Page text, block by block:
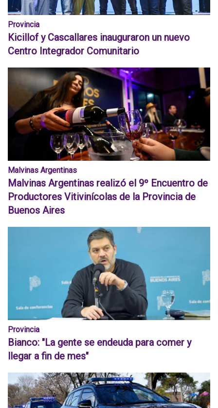
Provincia
Kicillof y Cascallares inauguraron un nuevo
Centro Integrador Comunitario
Malvinas Argentinas
Malvinas Argentinas realizó el 9º Encuentro de
Productores Vitivinícolas de la Provincia de
Buenos Aires
Provincia
Bianco: "La gente se endeuda para comer y
llegar a fin de mes"